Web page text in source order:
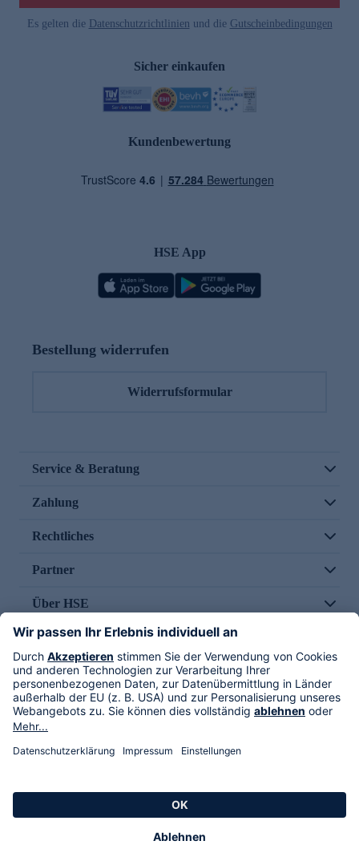
Es gelten die Datenschutzrichtlinien und die Gutscheinbedingungen
Sicher einkaufen
Kundenbewertung
HSE App
Bestellung widerrufen
Widerrufsformular
Service & Beratung
Zahlung
Rechtliches
Partner
Über HSE
Im TV
HSE International